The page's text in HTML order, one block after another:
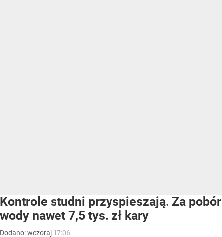
Kontrole studni przyspieszają. Za pobór
wody nawet 7,5 tys. zł kary
Dodano:wczoraj 17:06